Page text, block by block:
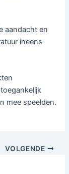
aandacht en
ineens
mee speelden.
VOLGENDE